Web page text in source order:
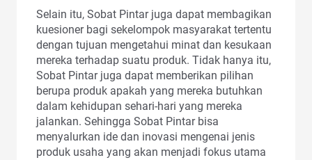
Selain itu, Sobat Pintar juga dapat membagikan
kuesioner bagi sekelompok masyarakat tertentu
dengan tujuan mengetahui minat dan kesukaan
mereka terhadap suatu produk. Tidak hanya itu,
Sobat Pintar juga dapat memberikan pilihan
berupa produk apakah yang mereka butuhkan
dalam kehidupan sehari-hari yang mereka
jalankan. Sehingga Sobat Pintar bisa
menyalurkan ide dan inovasi mengenai jenis
produk usaha yang akan menjadi fokus utama